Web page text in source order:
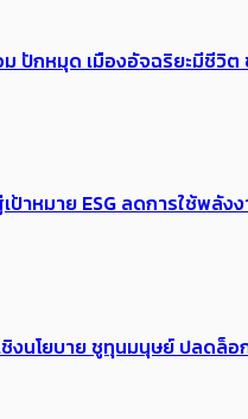
ปักหมุด เมืองอัจฉริยะมีชีวิ
าหมาย ESG ลดการใช้พ
นโยบาย ชูทุนมนุษย์ ปลดล็